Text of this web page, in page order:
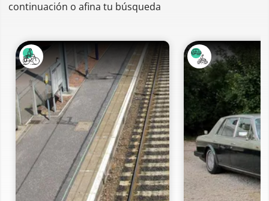
continuación o afina tu búsqueda